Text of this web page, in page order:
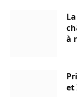
à
et